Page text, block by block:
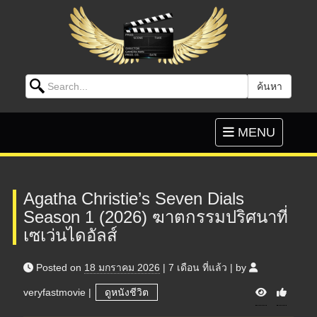
Search for: ค้นหา
Toggle
navigation
MENU
Agatha Christie’s Seven Dials
Season 1 (2026) ฆาตกรรมปริศนาที่
เซเว่นไดอัลส์
Posted on 18 มกราคม 2026 | 7 เดือน ที่แล้ว | by
veryfastmovie | ดูหนังชีวิต V